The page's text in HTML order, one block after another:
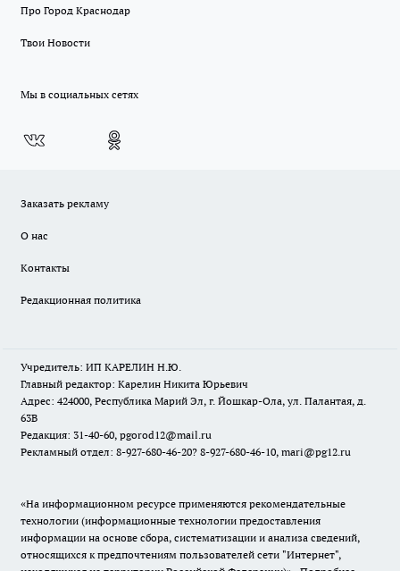
Про Город Краснодар
Твои Новости
Мы в социальных сетях
Заказать рекламу
О нас
Контакты
Редакционная политика
Учредитель: ИП КАРЕЛИН Н.Ю.
Главный редактор: Карелин Никита Юрьевич
Адрес: 424000, Республика Марий Эл, г. Йошкар-Ола, ул. Палантая, д.
63В
Редакция: 31-40-60, pgorod12@mail.ru
Рекламный отдел: 8-927-680-46-20? 8-927-680-46-10, mari@pg12.ru
«На информационном ресурсе применяются рекомендательные
технологии (информационные технологии предоставления
информации на основе сбора, систематизации и анализа сведений,
относящихся к предпочтениям пользователей сети "Интернет",